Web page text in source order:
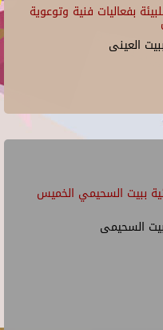
بفعاليات فنية وتوعوية
العينى
ببيت السحيمي الخميس
السحيمى